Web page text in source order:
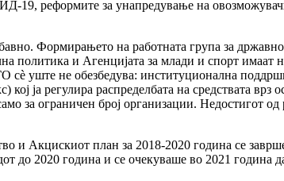
19, реформите за унапредување на
Формирањето на работната група за
политика и Агенцијата за млади и спорт имаат
сè уште не обезбедува: институционална
ја регулира распределбата на средствата
за ограничен број организации. Недостигот
и Акцискиот план за 2018-2020 година се
до 2020 година и се очекуваше во 2021 година